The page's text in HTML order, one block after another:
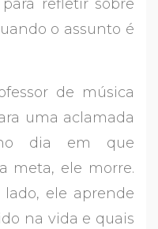
refletir sobre
o assunto é
de música
uma aclamada
dia em que
meta, ele morre.
ele aprende
na vida e quais